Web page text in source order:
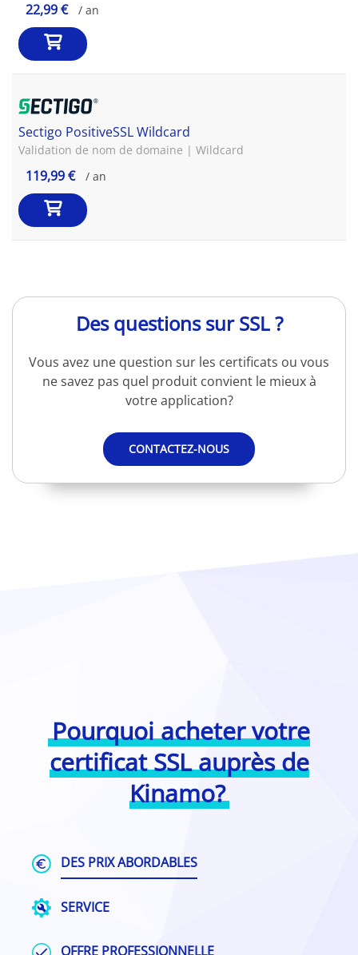
22,99 € / an
Sectigo PositiveSSL Wildcard
Validation de nom de domaine | Wildcard
119,99 € / an
Des questions sur SSL ?
Vous avez une question sur les certificats ou vous
ne savez pas quel produit convient le mieux à
votre application?
CONTACTEZ-NOUS
Pourquoi acheter votre
certificat SSL auprès de
Kinamo?
DES PRIX ABORDABLES
SERVICE
OFFRE PROFESSIONNELLE